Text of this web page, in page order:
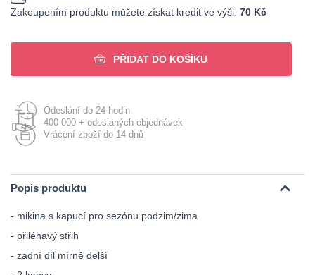
Zakoupením produktu můžete získat kredit ve výši: 70 Kč
PŘIDAT DO KOŠÍKU
Odeslání do 24 hodin
400 000 + odeslaných objednávek
Vrácení zboží do 14 dnů
Popis produktu
- mikina s kapucí pro sezónu podzim/zima
- přiléhavý střih
- zadní díl mírně delší